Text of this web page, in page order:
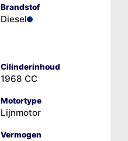
Brandstof
Diesel
Cilinderinhoud
1968 CC
Motortype
Lijnmotor
Vermogen